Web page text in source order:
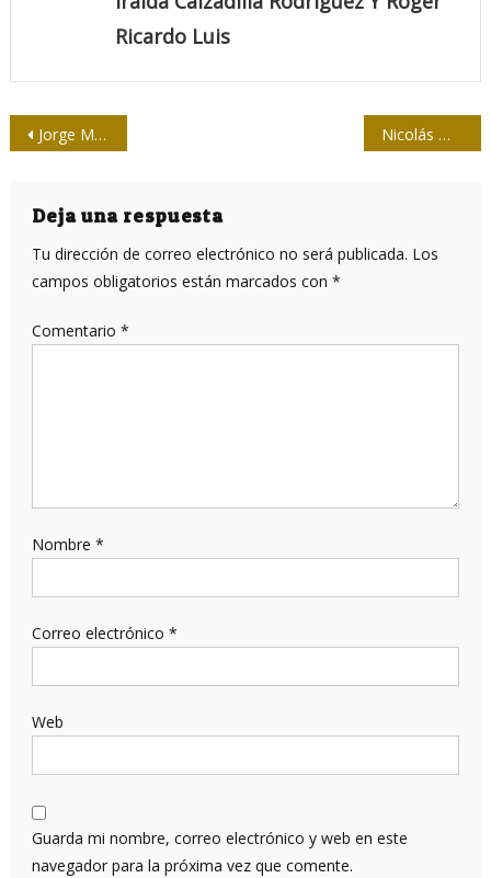
Ricardo Luis
Navegación
entradas
Jorge Mañach Robato Nicolás Maduro: la IA como palanca fascista
Deja una respuesta
Tu dirección de correo electrónico no será publicada. Los
campos obligatorios están marcados con *
Comentario *
Nombre *
Correo electrónico *
Web
Guarda mi nombre, correo electrónico y web en este
navegador para la próxima vez que comente.